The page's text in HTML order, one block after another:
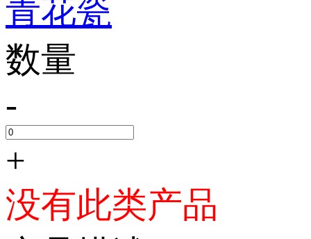
青花瓷
数量
-
+
没有此类产品